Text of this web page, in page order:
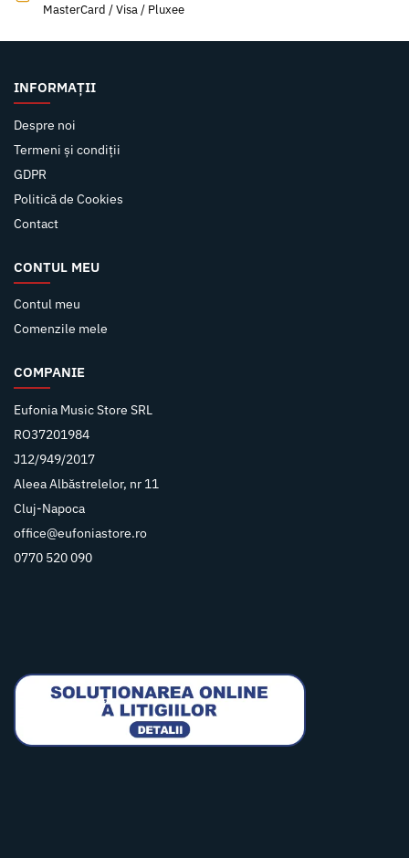
MasterCard / Visa / Pluxee
INFORMAȚII
Despre noi
Termeni și condiții
GDPR
Politică de Cookies
Contact
CONTUL MEU
Contul meu
Comenzile mele
COMPANIE
Eufonia Music Store SRL
RO37201984
J12/949/2017
Aleea Albăstrelelor, nr 11
Cluj-Napoca
office@eufoniastore.ro
0770 520 090